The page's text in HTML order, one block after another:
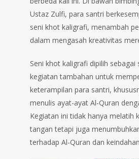
Ustaz Zulfi, para santri
seni khot kaligrafi, menambah
dalam mengasah kreativitas
Seni khot kaligrafi dipilih sebagai
kegiatan tambahan untuk
keterampilan para santri,
menulis ayat-ayat Al-Quran
Kegiatan ini tidak hanya melatih
tangan tetapi juga
terhadap Al-Quran dan